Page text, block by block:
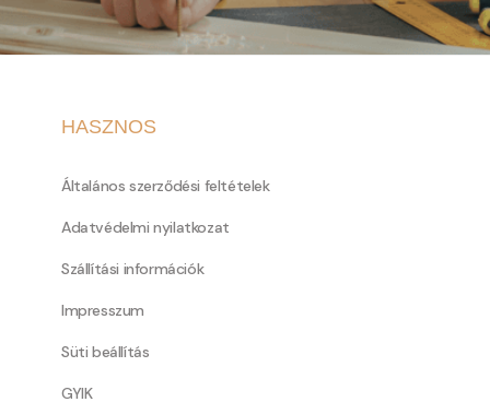
HASZNOS
Általános szerződési feltételek
Adatvédelmi nyilatkozat
Szállítási információk
Impresszum
Süti beállítás
GYIK